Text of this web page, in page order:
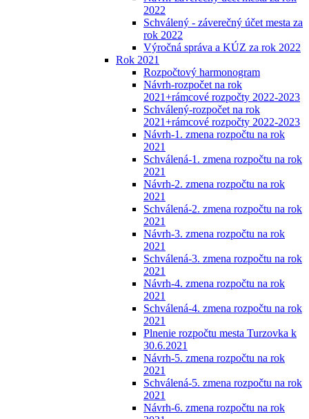
2022
Schválený - záverečný účet mesta za
rok 2022
Výročná správa a KÚZ za rok 2022
Rok 2021
Rozpočtový harmonogram
Návrh-rozpočet na rok
2021+rámcové rozpočty 2022-2023
Schválený-rozpočet na rok
2021+rámcové rozpočty 2022-2023
Návrh-1. zmena rozpočtu na rok
2021
Schválená-1. zmena rozpočtu na rok
2021
Návrh-2. zmena rozpočtu na rok
2021
Schválená-2. zmena rozpočtu na rok
2021
Návrh-3. zmena rozpočtu na rok
2021
Schválená-3. zmena rozpočtu na rok
2021
Návrh-4. zmena rozpočtu na rok
2021
Schválená-4. zmena rozpočtu na rok
2021
Plnenie rozpočtu mesta Turzovka k
30.6.2021
Návrh-5. zmena rozpočtu na rok
2021
Schválená-5. zmena rozpočtu na rok
2021
Návrh-6. zmena rozpočtu na rok